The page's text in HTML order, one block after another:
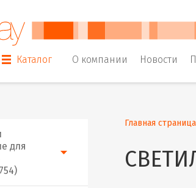
Каталог О компании Новости
для
Главная страница